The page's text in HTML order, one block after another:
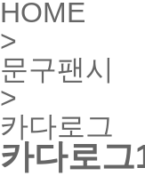
HOME
>
문구팬시
>
카다로그
카다로